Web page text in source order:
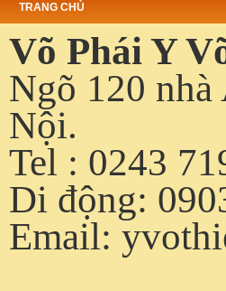
TRANG CHỦ
Võ Phái Y
Ngõ 120
Nội.
Tel : 0243
Di động:
Email: